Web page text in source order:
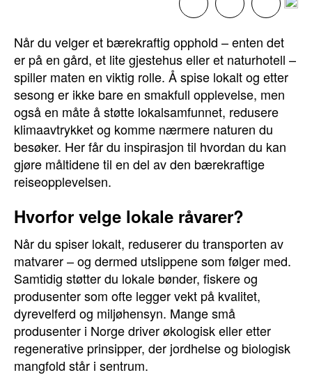
Når du velger et bærekraftig opphold – enten det
er på en gård, et lite gjestehus eller et naturhotell –
spiller maten en viktig rolle. Å spise lokalt og etter
sesong er ikke bare en smakfull opplevelse, men
også en måte å støtte lokalsamfunnet, redusere
klimaavtrykket og komme nærmere naturen du
besøker. Her får du inspirasjon til hvordan du kan
gjøre måltidene til en del av den bærekraftige
reiseopplevelsen.
Hvorfor velge lokale råvarer?
Når du spiser lokalt, reduserer du transporten av
matvarer – og dermed utslippene som følger med.
Samtidig støtter du lokale bønder, fiskere og
produsenter som ofte legger vekt på kvalitet,
dyrevelferd og miljøhensyn. Mange små
produsenter i Norge driver økologisk eller etter
regenerative prinsipper, der jordhelse og biologisk
mangfold står i sentrum.